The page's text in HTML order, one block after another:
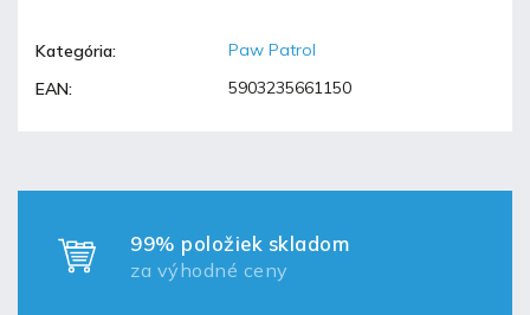
Kategória:
Paw Patrol
EAN: 5903235661150
99% položiek skladom
za výhodné ceny